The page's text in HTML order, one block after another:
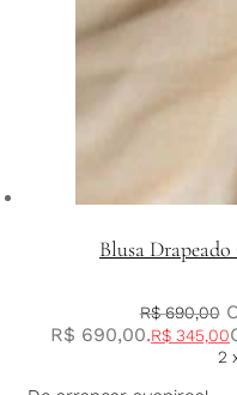
Blusa
R$690,00
R$ 690,00.R$ 345,00
2